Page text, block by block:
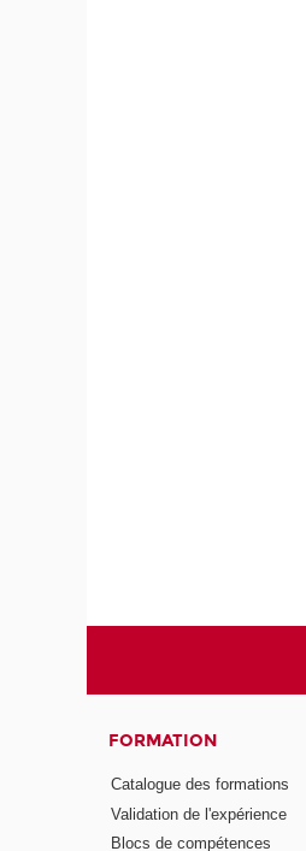
FORMATION
Catalogue des formations
Validation de l'expérience
Blocs de compétences